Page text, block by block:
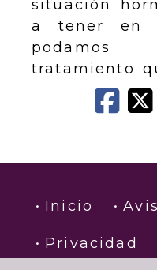
situación
a tener en
tratamiento
Inicio
Privacidad